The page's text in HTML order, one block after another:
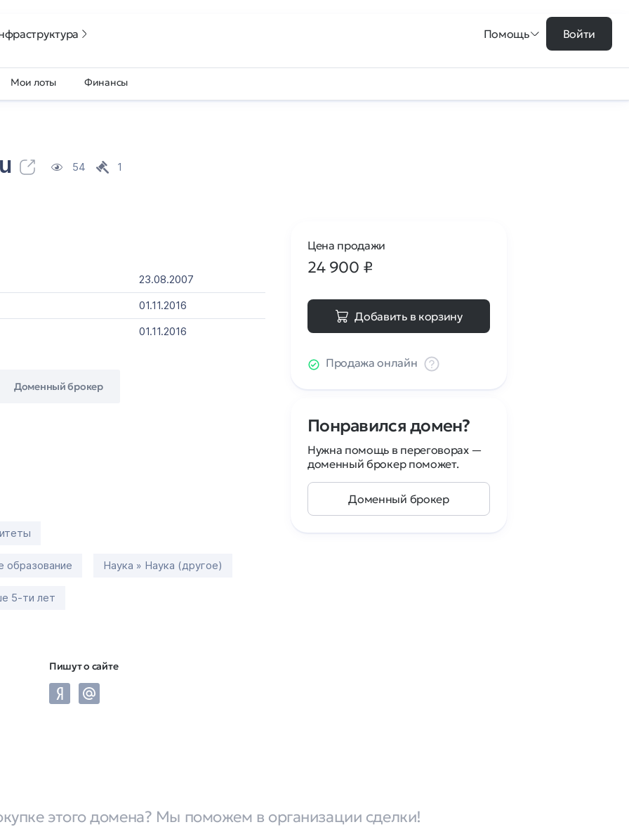
Помощь Войти
Мои лоты Финансы
54 1
23.08.2007
01.11.2016
01.11.2016
Доменный брокер
образование Наука » Наука (другое)
5-ти лет
Пишут о сайте
Цена продажи
24 900 ₽
Добавить в корзину
Продажа онлайн
Понравился домен?
Нужна помощь в переговорах —
доменный брокер поможет.
Доменный брокер
этого домена? Мы поможем в организации сделки!